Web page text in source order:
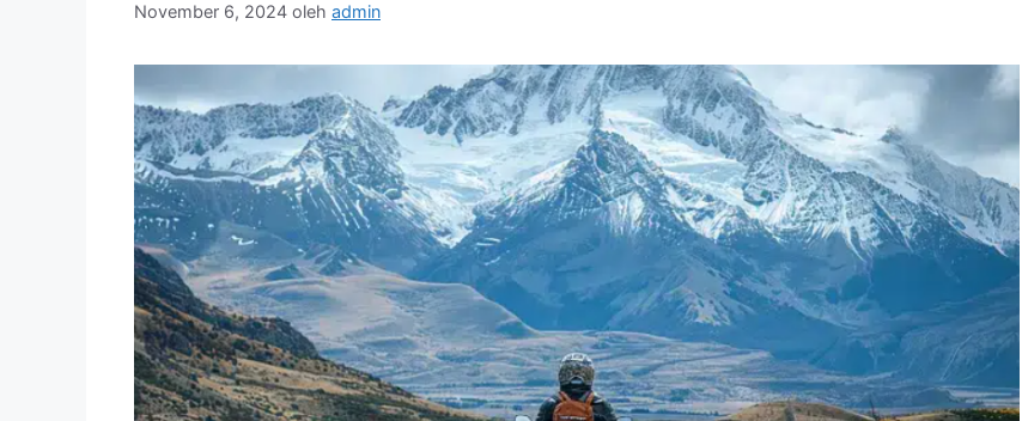
November 6, 2024 oleh admin